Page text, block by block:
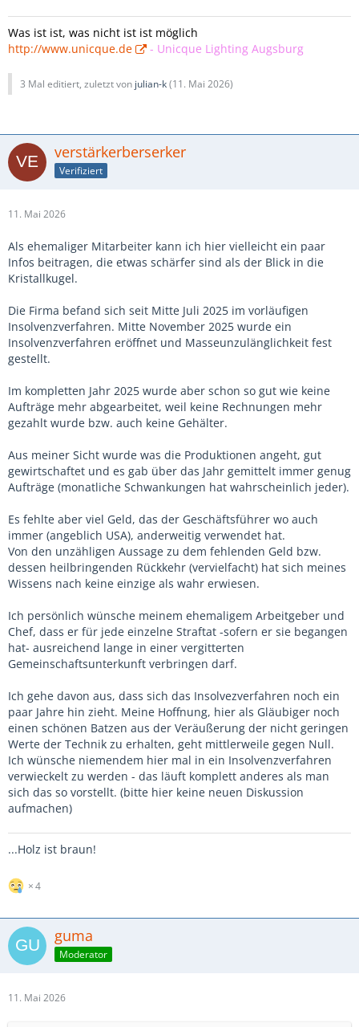
Was ist ist, was nicht ist ist möglich
http://www.unicque.de
- Unicque Lighting Augsburg
3 Mal editiert, zuletzt von julian-k(11. Mai 2026)
verstärkerberserker
Verifiziert
11. Mai 2026
Als ehemaliger Mitarbeiter kann ich hier vielleicht ein paar
Infos beitragen, die etwas schärfer sind als der Blick in die
Kristallkugel.
Die Firma befand sich seit Mitte Juli 2025 im vorläufigen
Insolvenzverfahren. Mitte November 2025 wurde ein
Insolvenzverfahren eröffnet und Masseunzulänglichkeit fest
gestellt.
Im kompletten Jahr 2025 wurde aber schon so gut wie keine
Aufträge mehr abgearbeitet, weil keine Rechnungen mehr
gezahlt wurde bzw. auch keine Gehälter.
Aus meiner Sicht wurde was die Produktionen angeht, gut
gewirtschaftet und es gab über das Jahr gemittelt immer genug
Aufträge (monatliche Schwankungen hat wahrscheinlich jeder).
Es fehlte aber viel Geld, das der Geschäftsführer wo auch
immer (angeblich USA), anderweitig verwendet hat.
Von den unzähligen Aussage zu dem fehlenden Geld bzw.
dessen heilbringenden Rückkehr (vervielfacht) hat sich meines
Wissens nach keine einzige als wahr erwiesen.
Ich persönlich wünsche meinem ehemaligem Arbeitgeber und
Chef, dass er für jede einzelne Straftat -sofern er sie begangen
hat- ausreichend lange in einer vergitterten
Gemeinschaftsunterkunft verbringen darf.
Ich gehe davon aus, dass sich das Insolvezverfahren noch ein
paar Jahre hin zieht. Meine Hoffnung, hier als Gläubiger noch
einen schönen Batzen aus der Veräußerung der nicht geringen
Werte der Technik zu erhalten, geht mittlerweile gegen Null.
Ich wünsche niemendem hier mal in ein Insolvenzverfahren
verwieckelt zu werden - das läuft komplett anderes als man
sich das so vorstellt. (bitte hier keine neuen Diskussion
aufmachen)
...Holz ist braun!
4
guma
Moderator
11. Mai 2026